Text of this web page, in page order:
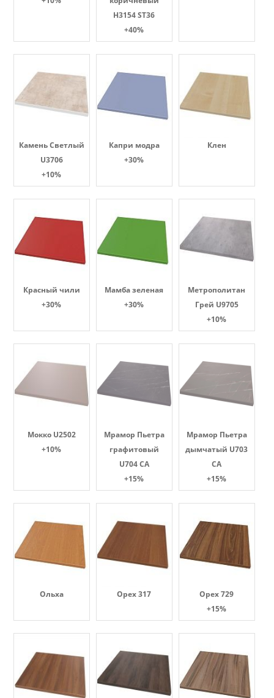
H3154 ST36
+40%
Камень Светлый
U3706
+10%
Капри модра
+30%
Клен
Красный чили
+30%
Мамба зеленая
+30%
Метрополитан
Грей U9705
+10%
Мокко U2502
+10%
Мрамор Пьетра
графитовый
U704 CA
+15%
Мрамор Пьетра
дымчатый U703
CA
+15%
Ольха Орех 317
Орех 729
+15%